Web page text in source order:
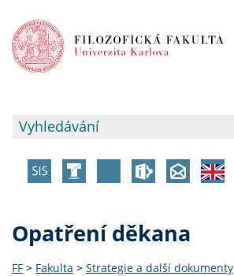
Opatření děkana
FF > Fakulta > Strategie a další dokumenty